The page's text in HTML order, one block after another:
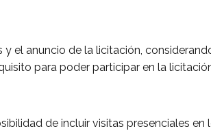
el anuncio de la licitación,
para poder participar en la
de incluir visitas presenciales